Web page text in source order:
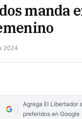
manda
2024
Agrega El Libertador
preferidos en Google